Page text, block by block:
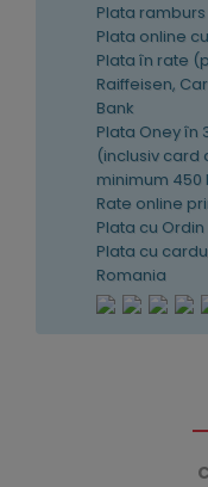
Plata
Plata online
Plata în rate
Raiffeisen,
Bank
Plata Oney în
(inclusiv card
minimum 450
Rate online
Plata cu
Plata cu
Romania